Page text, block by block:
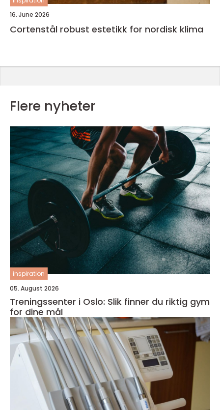
16. June 2026
Cortenstål robust estetikk for nordisk klima
Flere nyheter
inspiration
05. August 2026
Treningssenter i Oslo: Slik finner du riktig gym
for dine mål